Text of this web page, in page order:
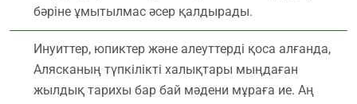
бәріне ұмытылмас әсер қалдырады.
Инуиттер, юпиктер және алеуттерді қоса алғанда,
Алясканың түпкілікті халықтары мыңдаған
жылдық тарихы бар бай мәдени мұраға ие. Аң